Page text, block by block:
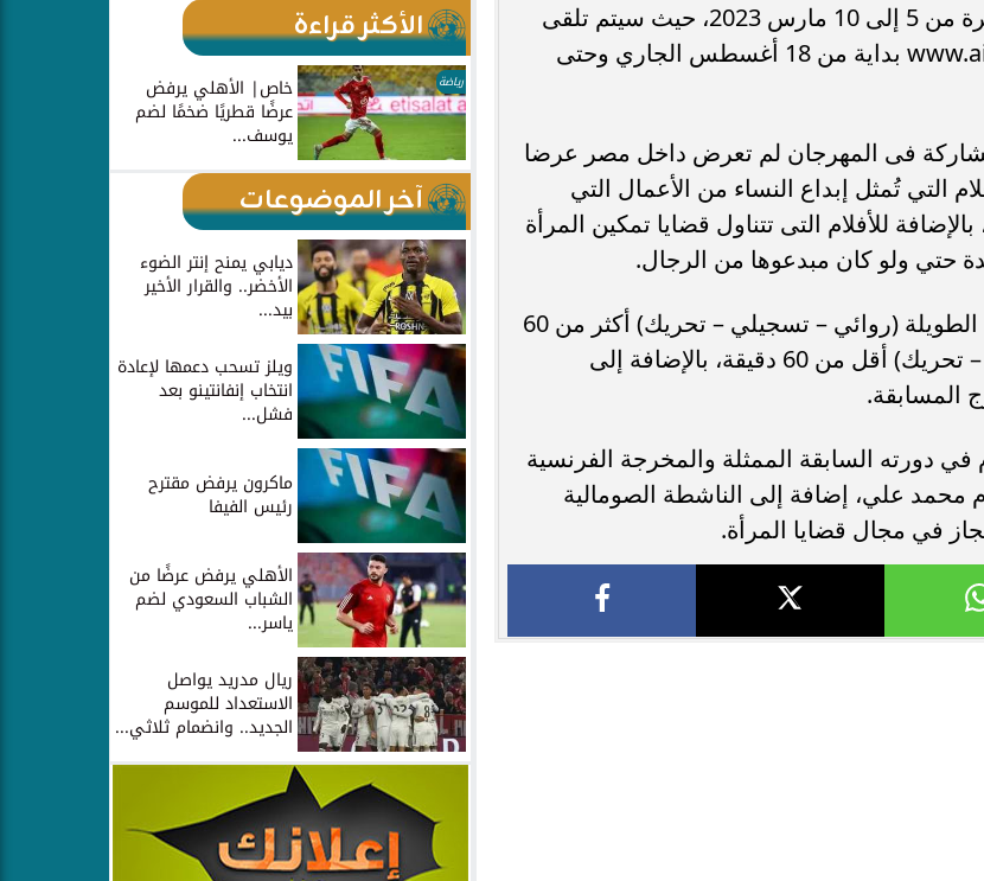
بالدورة السابعة للمهرجان، والتى ستُعقد في الفترة من 5 إلى 10 مارس 2023، حيث سيتم تلقى
الأفلام عبر الموقع الإلكتروني للمهرجان www.aiwff.org بداية من 18 أغسطس الجاري وحتى
فى المهرجان لم تعرض داخل مصر عرضا
التي تُمثل إبداع النساء من الأعمال التي
للأفلام التى تتناول قضايا تمكين المرأة
حتي ولو كان مبدعوها من الرجال.
ويضم المهرجان مسابقتين دوليتين، الأولى للأفلام الطويلة (روائي – تسجيلي – تحريك) أكثر من 60
دقيقة، والثانية للأفلام القصيرة (روائي – تسجيلي – تحريك) أقل من 60 دقيقة، بالإضافة إلى
المسابقة.
دورته السابقة الممثلة والمخرجة الفرنسية
محمد علي، إضافة إلى الناشطة الصومالية
في مجال قضايا المرأة.
الأكثر قراءة
رياضة خاص| الأهلي يرفض
عرضًا قطريًا ضخمًا لضم
يوسف...
آخر الموضوعات
ديابي يمنح إنتر الضوء
الأخضر.. والقرار الأخير
بيد...
ويلز تسحب دعمها لإعادة
انتخاب إنفانتينو بعد
فشل...
ماكرون يرفض مقترح
رئيس الفيفا
الأهلي يرفض عرضًا من
الشباب السعودي لضم
ياسر...
ريال مدريد يواصل
الاستعداد للموسم
الجديد.. وانضمام ثلاثي...